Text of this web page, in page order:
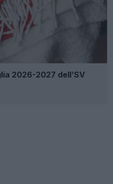
2026-2027 dell’SV